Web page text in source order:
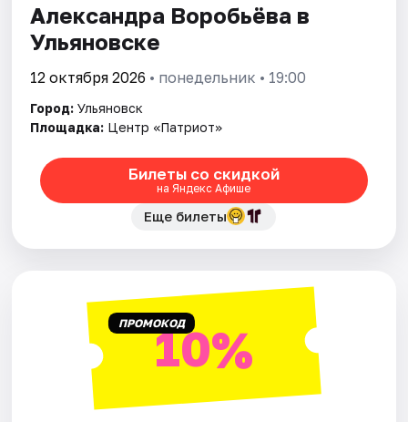
Александра Воробьёва в
Ульяновске
12 октября 2026 • понедельник • 19:00
Город: Ульяновск
Площадка: Центр «Патриот»
Билеты со скидкой
на Яндекс Афише
Еще билеты
ПРОМОКОД10%